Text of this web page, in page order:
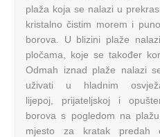
plaža koja se nalazi u
kristalno čistim morem i
borova. U blizini plaže
pločama, koje se također
Odmah iznad plaže nalazi
uživati ​​u hladnim
lijepoj, prijateljskoj i
borova s ​​pogledom na
mjesto za kratak predah